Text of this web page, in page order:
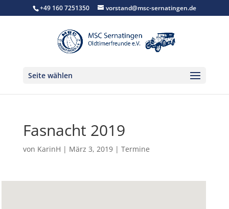
+49 160 7251350 vorstand@msc-sernatingen.de
Seite wählen
Fasnacht 2019
von KarinH | März 3, 2019| Termine